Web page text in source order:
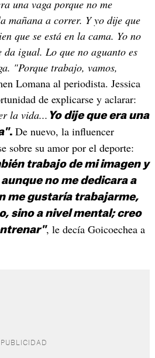
una vaga porque no me
mañana a correr. Y yo dije que
que se está en la cama. Yo no
da igual. Lo que no aguanto es
"Porque trabajo, vamos,
Lomana al periodista. Jessica
de explicarse y aclarar:
la vida... Yo dije que era una
. De nuevo, la influencer
sobre su amor por el deporte:
trabajo de mi imagen y
no me dedicara a
me gustaría trabajarme,
sino a nivel mental; creo
, le decía Goicoechea a